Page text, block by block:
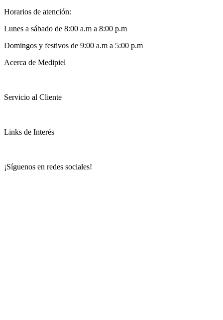
Horarios de atención:
Lunes a sábado de 8:00 a.m a 8:00 p.m
Domingos y festivos de 9:00 a.m a 5:00 p.m
Acerca de Medipiel
Servicio al Cliente
Links de Interés
¡Síguenos en redes sociales!